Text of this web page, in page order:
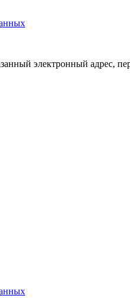
электронный адрес,